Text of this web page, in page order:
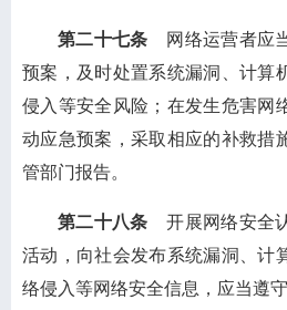
第二十七条 网络运营者应
预案，及时处置系统漏洞、计算
侵入等安全风险；在发生危害网
动应急预案，采取相应的补救措
管部门报告。
第二十八条 开展网络安全
活动，向社会发布系统漏洞、计
络侵入等网络安全信息，应当遵